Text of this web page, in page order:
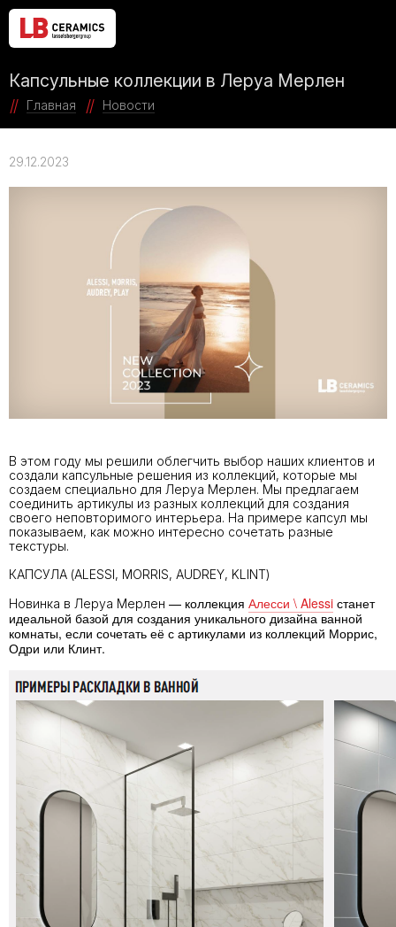
Капсульные коллекции в Леруа Мерлен
Главная Новости
29.12.2023
В этом году мы решили облегчить выбор наших клиентов и
создали капсульные решения из коллекций, которые мы
создаем специально для Леруа Мерлен. Мы предлагаем
соединить артикулы из разных коллекций для создания
своего неповторимого интерьера. На примере капсул мы
показываем, как можно интересно сочетать разные
текстуры.
КАПСУЛА (ALESSI, MORRIS, AUDREY, KLINT)
Новинка в Леруа Мерлен — коллекция Алесси \ Alessi станет
идеальной базой для создания уникального дизайна ванной
комнаты, если сочетать её с артикулами из коллекций Моррис,
Одри или Клинт.